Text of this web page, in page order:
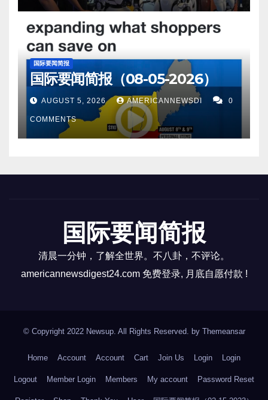
察拘留期間死亡引發的騷亂已持續到第六週。 16。美
国疫情 昨日美国新增新冠患者45,408人。新增死亡人
数568人。 康州新增新冠感染495人，新增死1人 17。
世界疫情 昨日印度新增新冠患者2,112人. 日本新增
31,593人； 中国新增6,369人。 俄罗斯昨日新增新冠
患者9,666人。 以下为华人服务广告区： 衷心感谢大
地區第聶伯河上的一座重要橋樑，造成至少 4 人死
亡，13 人受傷。據俄羅斯國際文傳電訊社週五報導，
俄羅斯防空部隊擊落了 11 枚導彈，但其中一枚落在了
用於穿越俄羅斯佔領區第聶伯河的安東尼夫斯基橋
上。 11。中国最近的統計數据显示，五分之一
的 24 歲以下的中國人目前失業，這是有記錄以來的最
高失業率。法國 24 日上海報導称，年輕人說，該國
的“零新冠”政策和整體經濟放緩正让他們看不到未來。
表示，輝瑞計劃在明年政府採購結束後，對其 COVID-
學合作建造零排放高超音速太空飛機，能夠在 90 分鐘
內將小型衛星部署到低地球軌道或穿越大西洋。 其目
的是通過使用綠色氫作為燃料，使衛星發射更容易獲
得和更可持續。 14。在實驗室研制毛細胞後，科學已
促進黑色素（一種天然色素）的藥物來改善顏色。在
宣布這一突破時，他們說他們的工作“可能有助於開發
国际要闻简报
国际要闻简报（08-05-2026）
AUGUST 5, 2026 AMERICANNEWSDI 0
COMMENTS
国际要闻简报
清晨一分钟，了解全世界。不八卦，不评论。
americannewsdigest24.com 免费登录, 月底自愿付款 !
© Copyright 2022 Newsup. All Rights Reserved. by Themeansar
Home Account Account Cart Join Us Login Login
Logout Member Login Members My account Password Reset